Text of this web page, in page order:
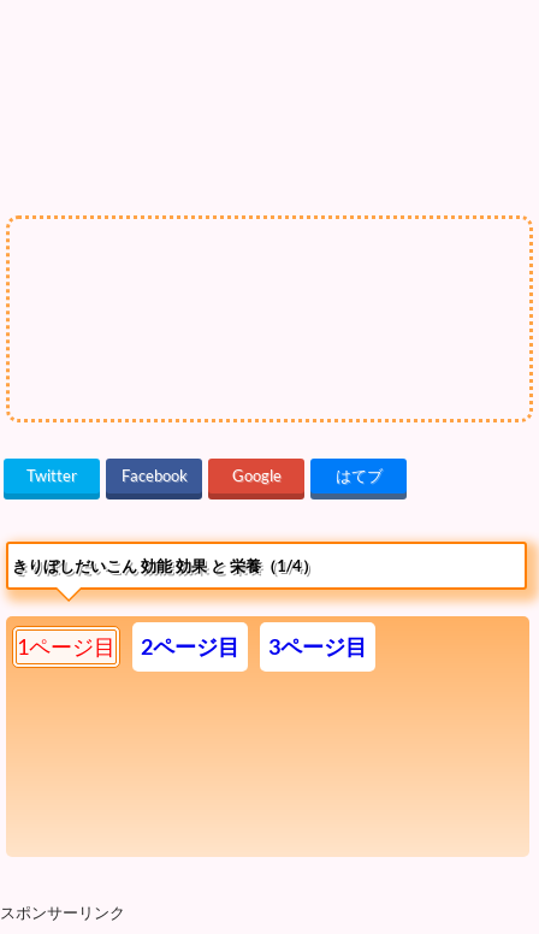
Twitter Facebook Google はてブ
きりぼしだいこん 効能 効果 と 栄養（1/4）
1ページ目 2ページ目 3ページ目
スポンサーリンク